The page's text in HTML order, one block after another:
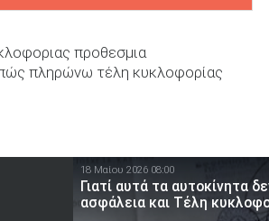
προθεσμια
πληρώνω τέλη κυκλοφορίας
18 Μαίου 2026 08:00
Γιατί αυτά τα αυτοκίνητα
ασφάλεια και Τέλη